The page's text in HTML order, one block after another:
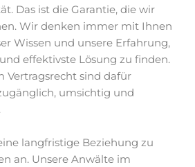
Das ist die Garantie, die wir
Wir denken immer mit Ihnen
Wissen und unsere Erfahrung,
effektivste Lösung zu finden.
Vertragsrecht sind dafür
umsichtig und
langfristige Beziehung zu
an. Unsere Anwälte im